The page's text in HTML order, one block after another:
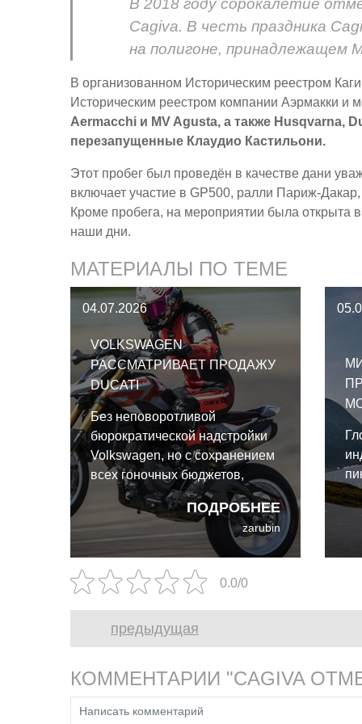
Cagiva. В честь праздника
на полигоне, принадлежащем
В организованном Историческим реестром
Историческим реестром компании Аэрмакки и
Aermacchi и MV Agusta, а также Husqvarna,
перезапущенные Клаудио Кастильони.
Этот пробег был проведён в качестве дани
включает участие в GP500, ралли Париж-
Кроме пробега, на мероприятии была
наши дни.
МАТЕРИАЛЫ ПО ТЕМЕ
04.07.2026
VOLKSWAGEN
РАССМАТРИВАЕТ ПРОДАЖУ
DUCATI
ПОДРОБНЕЕ
Без неповоротливой
бюрократической надстройки
Volkswagen, но с сохранением
всех гоночных бюджетов,
Ducati вполне способна
расцвести как независимый
игрок.
zarubin
0.0/0
предыдущая
КОММЕНТАРИИ "CAGIVA